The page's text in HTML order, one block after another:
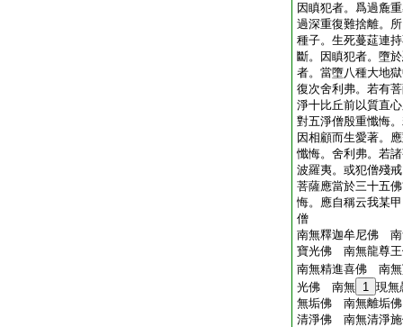
因瞋犯者。爲過麁
過深重復難捨離。
種子。生死蔓莚連
斷。因瞋犯者。墮
者。當墮八種大地
復次舍利弗。若有
淨十比丘前以質直
對五淨僧殷重懺悔
因相顧而生愛著。
懺悔。舍利弗。若
波羅夷。或犯僧殘
菩薩應當於三十五
悔。應自稱云我某
僧
南無釋迦牟尼佛
寶光佛 南無龍尊
南無精進喜佛 南
光佛 南無 1 現
無垢佛 南無離垢
清淨佛 南無清淨